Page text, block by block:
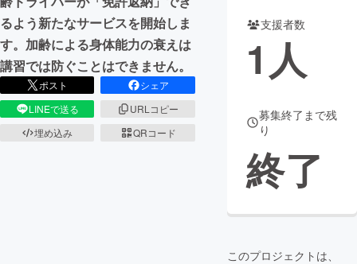
CAMPFIREふるさと納税machi-ya コミュニティ
るよう新たなサービスを開始しま
す。加齢による身体能力の衰えは
講習では防ぐことはできません。
ポスト
シェア
LINEで送る
URLコピー
埋め込み
QRコード
支援者数
1人
募集終了まで残
り
終了
このプロジェクトは、